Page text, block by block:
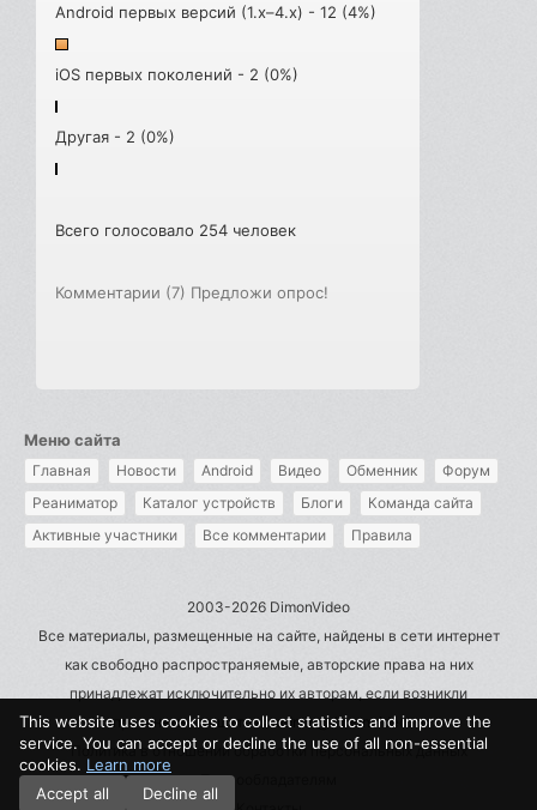
Android первых версий (1.x–4.x) - 12 (4%)
iOS первых поколений - 2 (0%)
Другая - 2 (0%)
Всего голосовало 254 человек
Комментарии (7) Предложи опрос!
Меню сайта
Главная Новости Android Видео Обменник
Форум
Реаниматор
Каталог устройств Блоги
Команда сайта
Активные участники
Все комментарии Правила
2003-2026 DimonVideo
Все материалы, размещенные на сайте, найдены в сети интернет
как свободно распространяемые, авторские права на них
принадлежат исключительно их авторам, если возникли
претензии - пишите на admin@dimonvideo.ru
Политика в отношении обработки персональных данных
Правообладателям
This website uses cookies to collect statistics and improve the
service. You can accept or decline the use of all non-essential
cookies. Learn more
Accept all
Decline all